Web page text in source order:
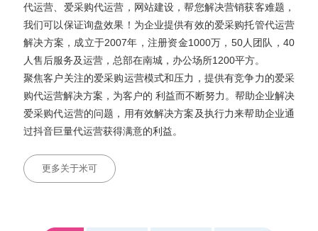
代运营、爱采购代运营，网站建设，帮您解决营销获客难题，
我们可以保证询盘效果！为企业提供有效的爱采购托管代运营
解决方案，成立于2007年，注册资金1000万，50人团队，40
人售后服务及运营，总部在南城，办公场所1200平方。
聚焦客户关注的爱采购运营模式和压力，提供有竞争力的爱采
购代运营解决方案，为客户的 利益而不断努力。帮助企业解决
爱采购代运营的问题，用有效解决方案及执行力来帮助企业通
过抖音巨量代运营获得满意的利益。
更多关于米可